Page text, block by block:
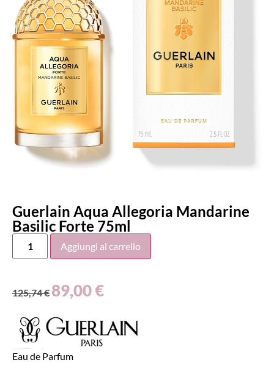
Guerlain Aqua Allegoria Mandarine
Basilic Forte 75ml
Aggiungi al carrello
125,74€ 89,00€
Eau de Parfum